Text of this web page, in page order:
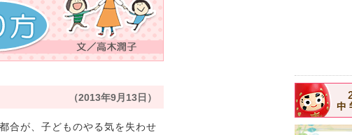
（2013年9月13日）
合が、子どものやる気を失わせ